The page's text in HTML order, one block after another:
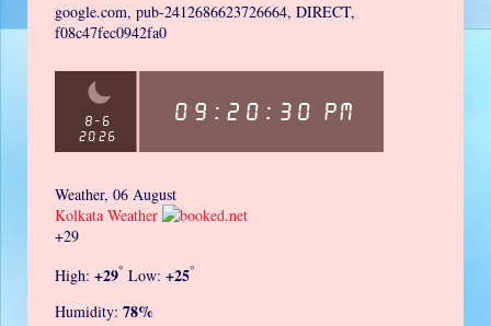
google.com, pub-2412686623726664, DIRECT,
f08c47fec0942fa0
Weather, 06 August
Kolkata Weather
+29
High: +29° Low: +25°
Humidity: 78%